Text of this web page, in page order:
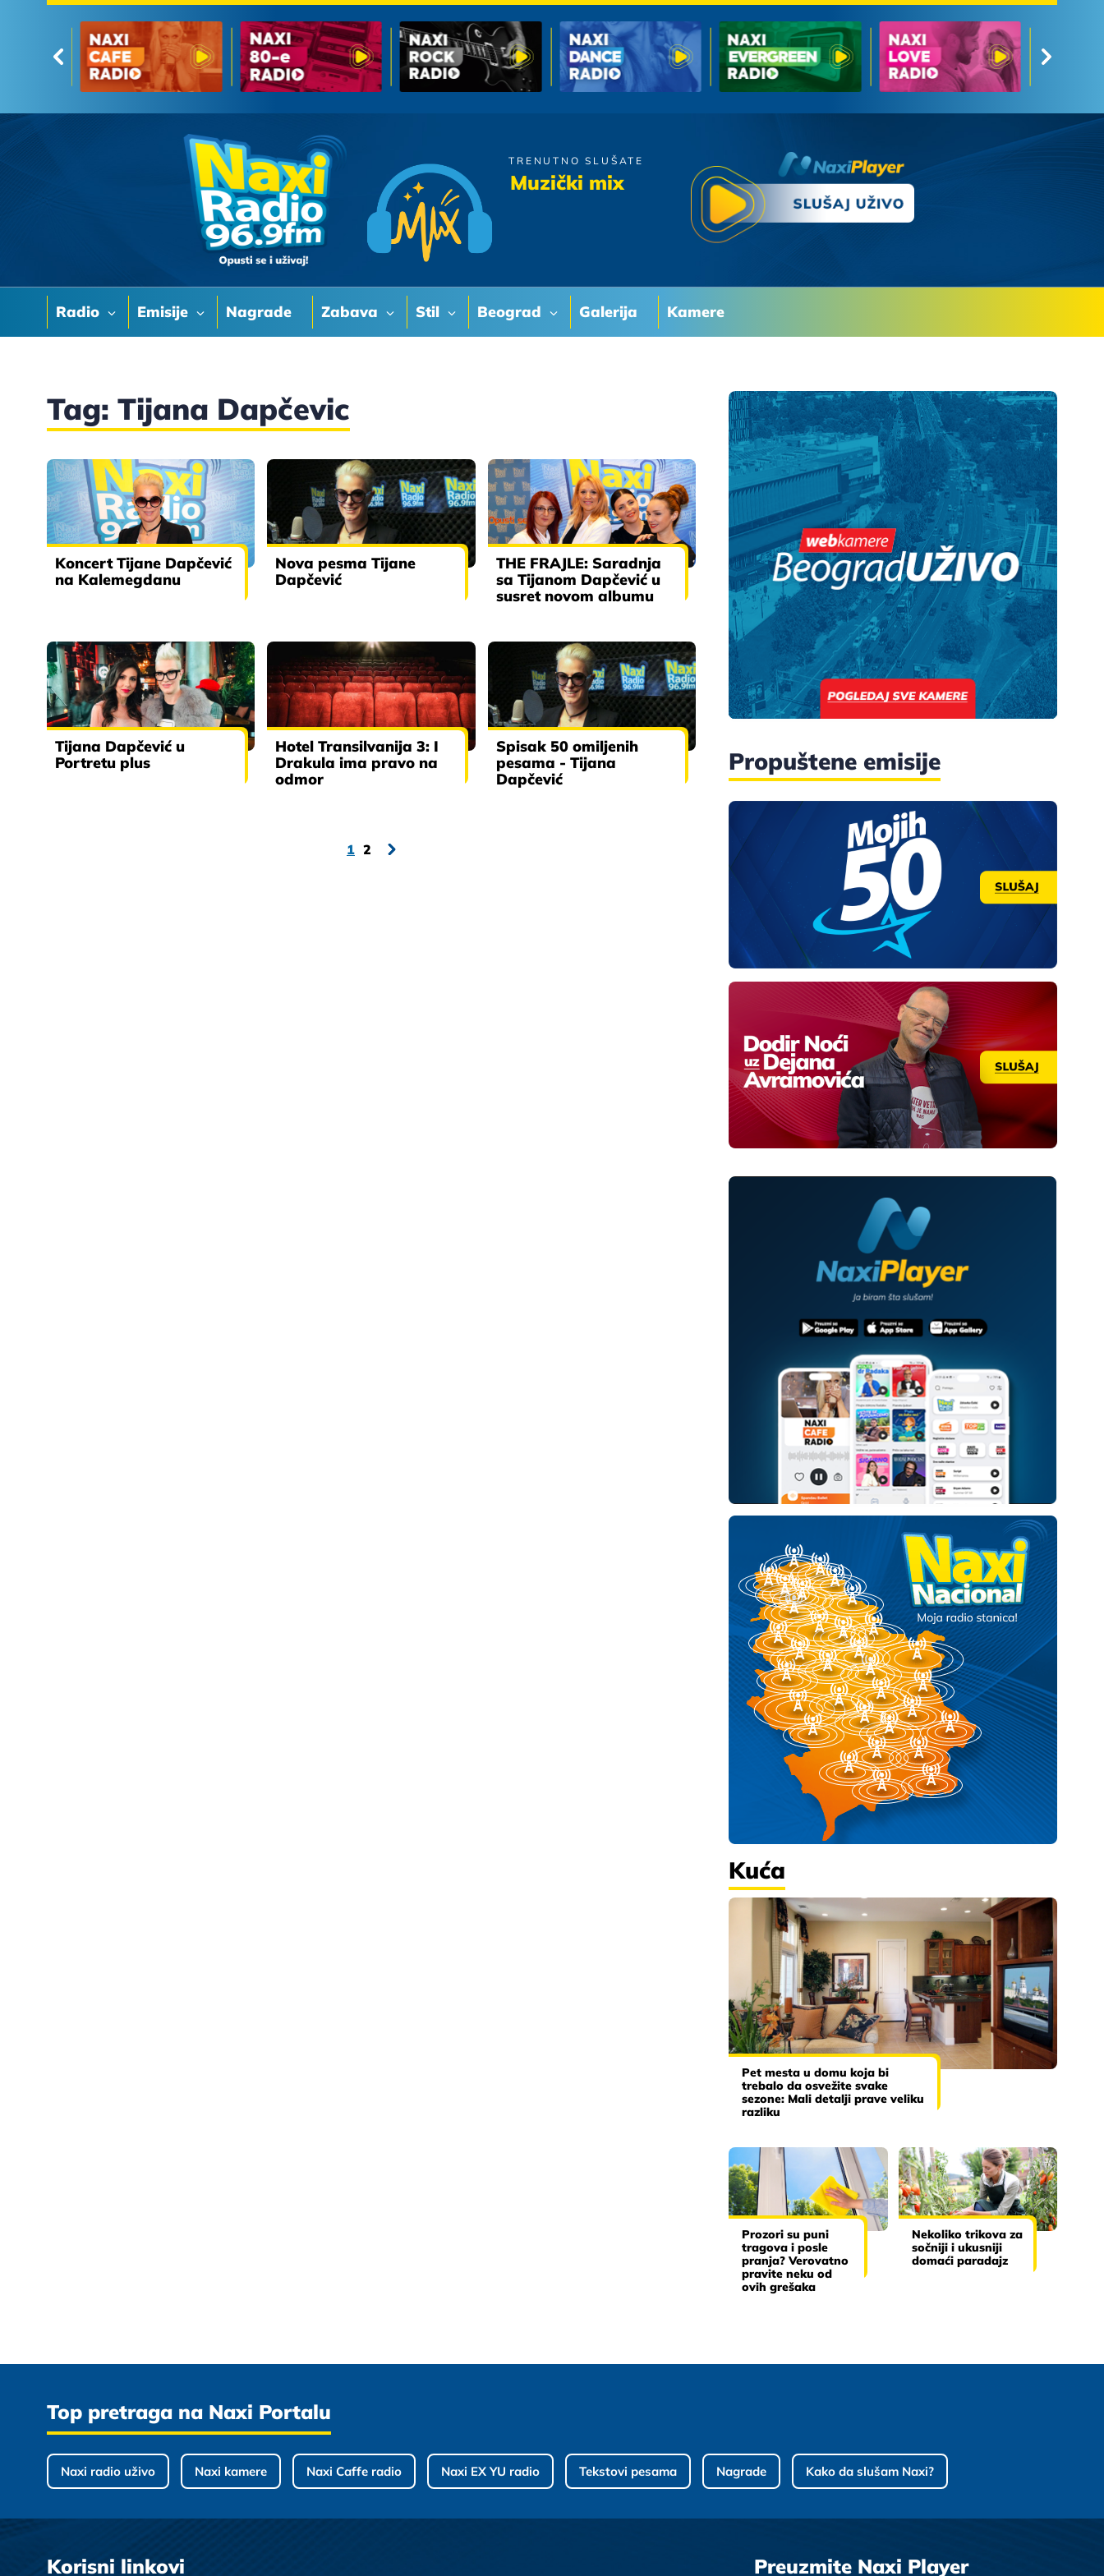
Radio Emisije Nagrade Zabava Stil Beograd Galerija Kamere
TRENUTNO SLUŠATE
Muzički mix
Tag: Tijana Dapčevic
Koncert Tijane Dapčević
na Kalemegdanu
Nova pesma Tijane
Dapčević
THE FRAJLE: Saradnja
sa Tijanom Dapčević u
susret novom albumu
Tijana Dapčević u
Portretu plus
Hotel Transilvanija 3: I
Drakula ima pravo na
odmor
Spisak 50 omiljenih
pesama - Tijana
Dapčević
1 2
Propuštene emisije
Kuća
Pet mesta u domu koja bi
trebalo da osvežite svake
sezone: Mali detalji prave veliku
razliku
Prozori su puni
tragova i posle
pranja? Verovatno
pravite neku od
ovih grešaka
Nekoliko trikova za
sočniji i ukusniji
domaći paradajz
Top pretraga na Naxi Portalu
Naxi radio uživo Naxi kamere Naxi Caffe radio Naxi EX YU radio Tekstovi pesama Nagrade Kako da slušam Naxi?
Korisni linkovi Preuzmite Naxi Player